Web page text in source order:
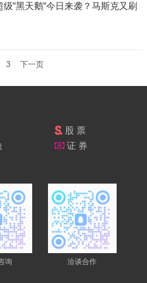
”黑天鹅”今日来袭？马斯克又刷
3 下一页
股 票
证 券
询 洽谈合作